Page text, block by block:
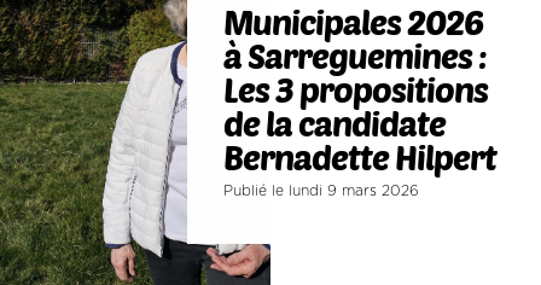
Municipales 2026
à Sarreguemines :
Les 3 propositions
de la candidate
Bernadette Hilpert
Publié le lundi 9 mars 2026